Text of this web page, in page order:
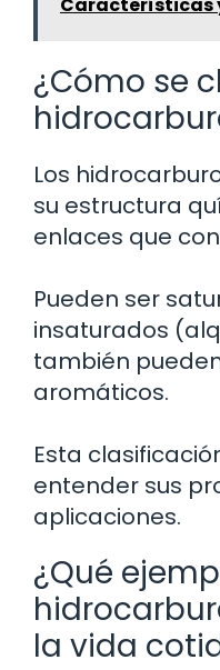
¿Cómo se
Los
su estructura
enlaces que
Pueden ser
insaturados
también
aromáticos.
Esta
entender sus
aplicaciones.
¿Qué
la vida